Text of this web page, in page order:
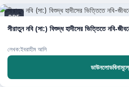
PDF
সীরাতুন নবি (সা:) বিশুদ্ধ হাদীসের ভিত্তিতে নবি-
লেখক:ইবরাহীম আলি